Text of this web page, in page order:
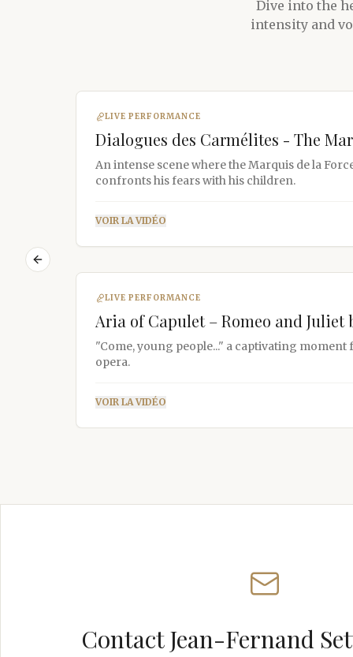
Dive into the
intensity and
LIVE PERFORMANCE
Dialogues des Carmélites - The
Awakening
An intense scene where the Marquis de la
confronts his fears with his children.
VOIR LA VIDÉO
LIVE PERFORMANCE
Aria of Capulet – Romeo and Juliet
"Come, young people..." a captivating
opera.
VOIR LA VIDÉO
Previous slide
Contact Jean-Fernand